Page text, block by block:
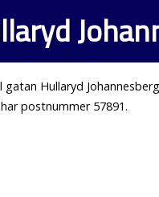
gatan Hullaryd
postnummer 57891.